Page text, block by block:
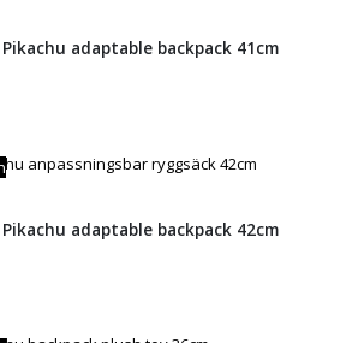
adaptable backpack 41cm
adaptable backpack 42cm